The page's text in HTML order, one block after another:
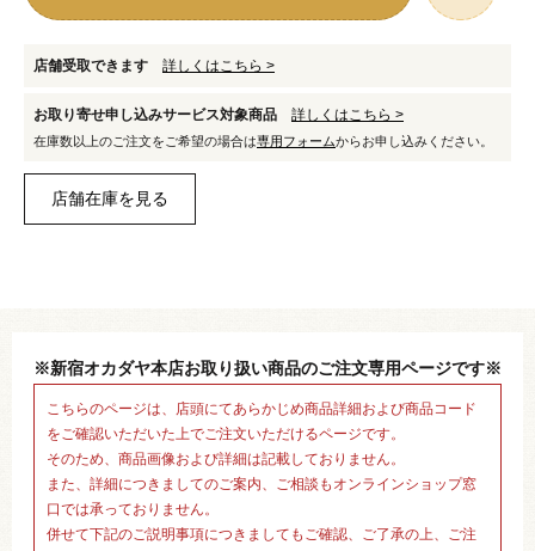
店舗受取できます 詳しくはこちら >
お取り寄せ申し込みサービス対象商品 詳しくはこちら >
在庫数以上のご注文をご希望の場合は専用フォームからお申し込みください。
※新宿オカダヤ本店お取り扱い商品のご注文専用ページです※
こちらのページは、店頭にてあらかじめ商品詳細および商品コード
をご確認いただいた上でご注文いただけるページです。
そのため、商品画像および詳細は記載しておりません。
また、詳細につきましてのご案内、ご相談もオンラインショップ窓
口では承っておりません。
併せて下記のご説明事項につきましてもご確認、ご了承の上、ご注